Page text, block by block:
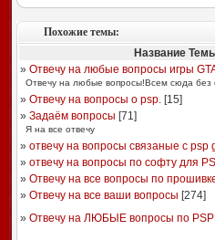
Похожие темы:
Название
» Отвечу на любые вопросы игры
Отвечу на любые вопросы!Всем сюда без
» Отвечу на вопросы о psp.[15]
» Задаём вопросы [71]
Я на все отвечу
» отвечу на вопросы связаные с psp
» отвечу на вопросы по софту для
» Отвечу на все вопросы по
» Отвечу на все ваши вопросы [274]
» Отвечу на ЛЮБЫЕ вопросы по